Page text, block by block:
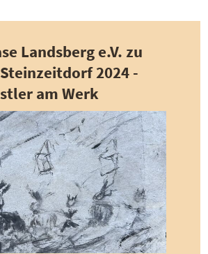
Landsberg e.V. zu
2024 -
am Werk